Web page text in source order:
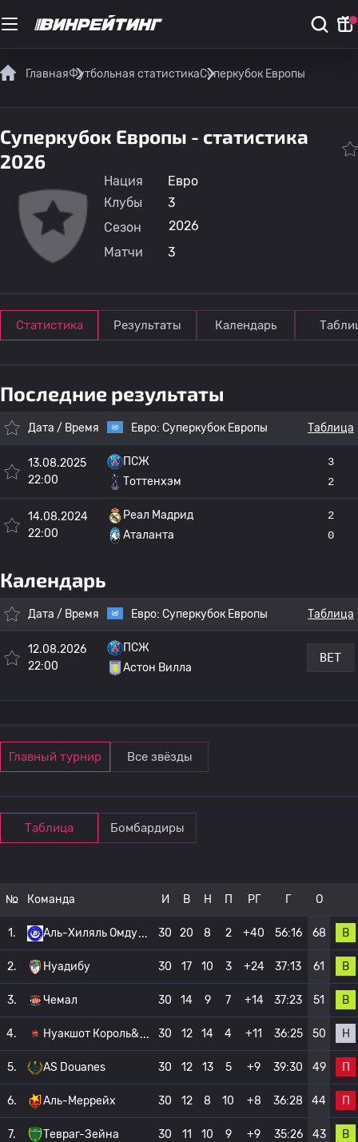
ГлавнаяФутбольная статистикаСуперкубок Европы
Суперкубок Европы - статистика
2026
Нация
Евро
Клубы
3
Сезон
2026
Матчи
3
Статистика Результаты Календарь
Последние результаты
Дата / Время Евро: Суперкубок Европы Таблица
13.08.2025
22:00
ПСЖ
Тоттенхэм
3
2
14.08.2024
22:00
Реал Мадрид
Аталанта
2
0
Календарь
Дата / Время Евро: Суперкубок Европы Таблица
12.08.2026
22:00
ПСЖ
Астон Вилла
BET
Главный турнир Все звёзды
Таблица Бомбардиры
№ Команда И В Н П РГ Г О
1. Аль-Хиляль Омду 30 20 8 2 +40 56:16 68 В
2. Нуадибу 30 17 10 3 +24 37:13 61 В
3. Чемал 30 14 9 7 +14 37:23 51 В
4. Нуакшот Король& 30 12 14 4 +11 36:25 50 Н
5. AS Douanes 30 12 13 5 +9 39:30 49 П
6. Аль-Меррейх 30 12 8 10 +8 36:28 44 П
7. Тевраг-Зейна 30 11 10 9 +9 35:26 43 В